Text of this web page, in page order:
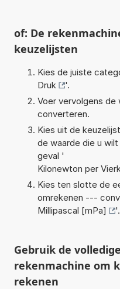
of: De
keuzelijsten
Kies de juiste
Druk
'.
Voer vervolgens
converteren.
Kies uit de
de waarde die u
geval '
Kilonewton per
Kies ten slotte de
omrekenen ---
Millipascal [mPa]
'.
Gebruik de
rekenmachine om
rekenen